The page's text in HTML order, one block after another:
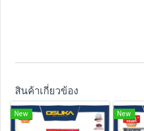
สินค้าเกี่ยวข้อง
New New